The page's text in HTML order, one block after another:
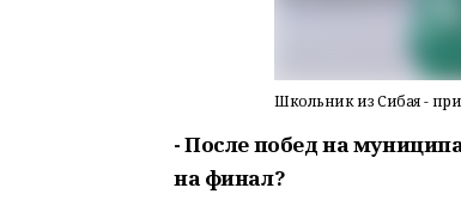
Школьник из Сибая -
- После побед на
на финал?